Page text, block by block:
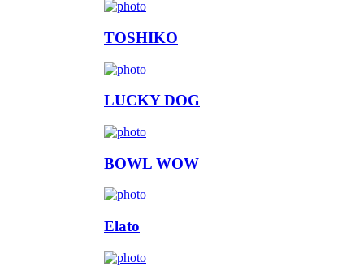
TOSHIKO
LUCKY DOG
BOWL WOW
Elato